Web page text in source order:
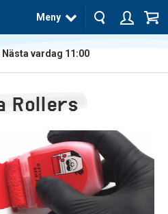
Meny
Nästa vardag 11:00
Rollers